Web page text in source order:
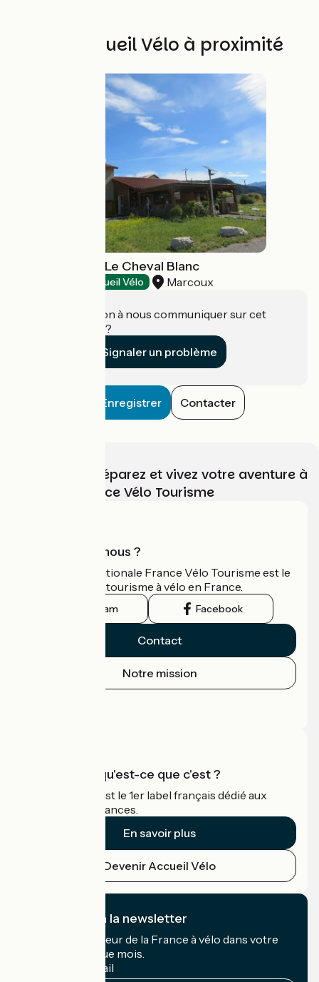
Autres Accueil Vélo à proximité
Bistrot de Pays Le Cheval Blanc
Accueil Vélo Marcoux
Une information à nous communiquer sur cet
établissement ?
Signaler un problème
Enregistrer Contacter
Choisissez, préparez et vivez votre aventure à
vélo avec France Vélo Tourisme
Qui sommes-nous ?
L'association nationale France Vélo Tourisme est le
guide officiel du tourisme à vélo en France.
Instagram Facebook
Contact
Notre mission
Accueil Vélo qu'est-ce que c'est ?
Accueil Vélo c'est le 1er label français dédié aux
cyclistes en vacances.
En savoir plus
Devenir Accueil Vélo
Je m'abonne à la newsletter
Recevez le meilleur de la France à vélo dans votre
boîte mail chaque mois.
Mon adresse mail